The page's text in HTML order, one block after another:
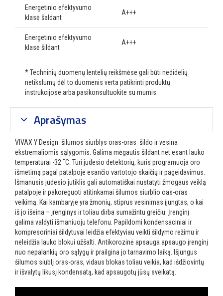
Energetinio efektyvumo
klasė šaldant
A+++
Energetinio efektyvumo
klasė šildant
A+++
* Techninių duomenų lentelių reikšmėse gali būti nedidelių
netikslumų dėl to duomenis verta patikrinti produktų
instrukcijose arba pasikonsultuokite su mumis.
Aprašymas
VIVAX Y Design šilumos siurblys oras-oras šildo ir vėsina
ekstremaliomis sąlygomis. Galima mėgautis šildant net esant lauko
temperatūrai -32 ˚C. Turi judesio detektorių, kuris programuoja oro
išmetimą pagal patalpoje esančio vartotojo skaičių ir pageidavimus.
Išmanusis judesio jutiklis gali automatiškai nustatyti žmogaus veiklą
patalpoje ir pakoreguoti atitinkamai šilumos siurblio oas-oras
veikimą. Kai kambaryje yra žmonių, stiprus vėsinimas įjungtas, o kai
iš jo išeina – įrenginys ir toliau dirba sumažintu greičiu. Įrenginį
galima valdyti išmaniuoju telefonu. Papildomi kondensaciniai ir
kompresoriniai šildytuvai leidžia efektyviau veikti šildymo režimu ir
neleidžia lauko blokui užšalti. Antikorozinė apsauga apsaugo įrenginį
nuo nepalankių oro sąlygų ir prailgina jo tarnavimo laiką. Išjungus
šilumos siublį oras-oras, vidaus blokas toliau veikia, kad išdžiovintų
ir išvalytų likusį kondensatą, kad apsaugotų jūsų sveikatą.